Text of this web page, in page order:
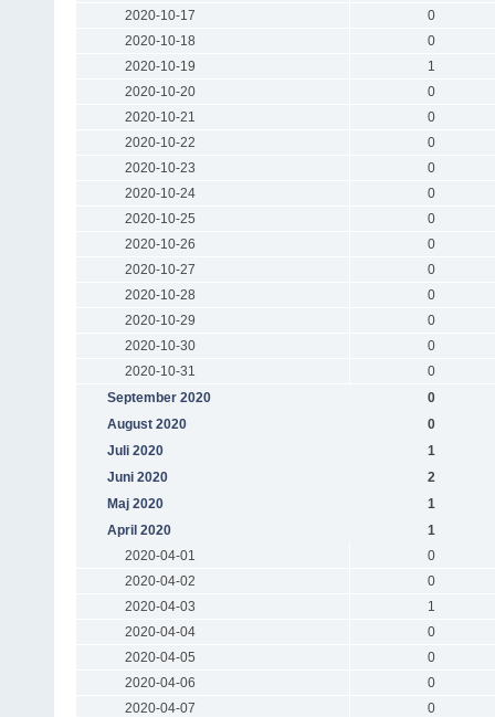
2020-10-17
0
2020-10-18
0
2020-10-19
1
2020-10-20
0
2020-10-21
0
2020-10-22
0
2020-10-23
0
2020-10-24
0
2020-10-25
0
2020-10-26
0
2020-10-27
0
2020-10-28
0
2020-10-29
0
2020-10-30
0
2020-10-31
0
September 2020
0
August 2020
0
Juli 2020
1
Juni 2020
2
Maj 2020
1
April 2020
1
2020-04-01
0
2020-04-02
0
2020-04-03
1
2020-04-04
0
2020-04-05
0
2020-04-06
0
2020-04-07
0